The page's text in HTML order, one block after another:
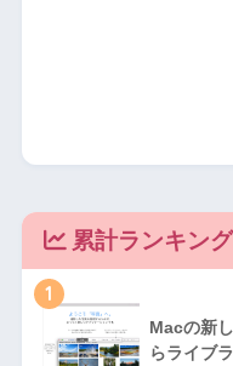
累計ランキング
1
Macの新
らライブ